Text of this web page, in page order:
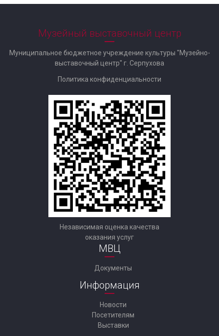
Музейный выставочный центр
Муниципальное бюджетное учреждение культуры "Музейно-
выставочный центр" г. Серпухова
Политика конфиденциальности
Независимая оценка качества
оказания услуг
МВЦ
Документы
Информация
Новости
Посетителям
Выставки